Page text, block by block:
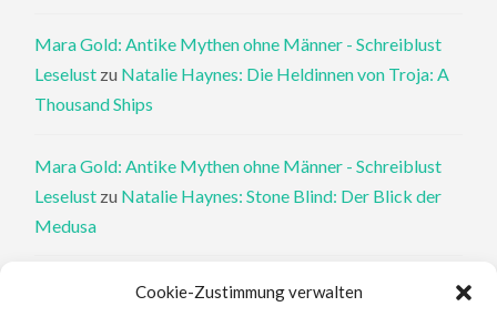
Cookie-Zustimmung verwalten
Mara Gold: Antike Mythen ohne Männer - Schreiblust
Leselust zu Natalie Haynes: Die Heldinnen von Troja: A
Thousand Ships
Mara Gold: Antike Mythen ohne Männer - Schreiblust
Leselust zu Natalie Haynes: Stone Blind: Der Blick der
Medusa
Philippa Perry: Die Therapeutin und ihre Mörder: Dr. Pat